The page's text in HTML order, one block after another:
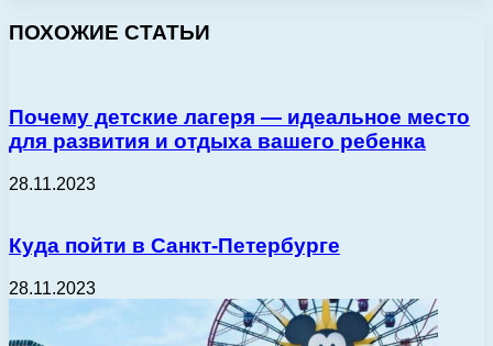
ПОХОЖИЕ СТАТЬИ
Почему детские лагеря — идеальное место
для развития и отдыха вашего ребенка
28.11.2023
Куда пойти в Санкт-Петербурге
28.11.2023